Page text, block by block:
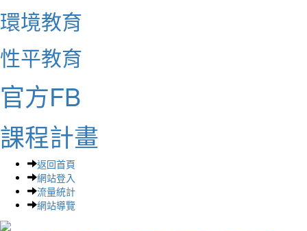
環境教育
性平教育
官方FB
課程計畫
返回首頁
網站登入
流量統計
網站導覽